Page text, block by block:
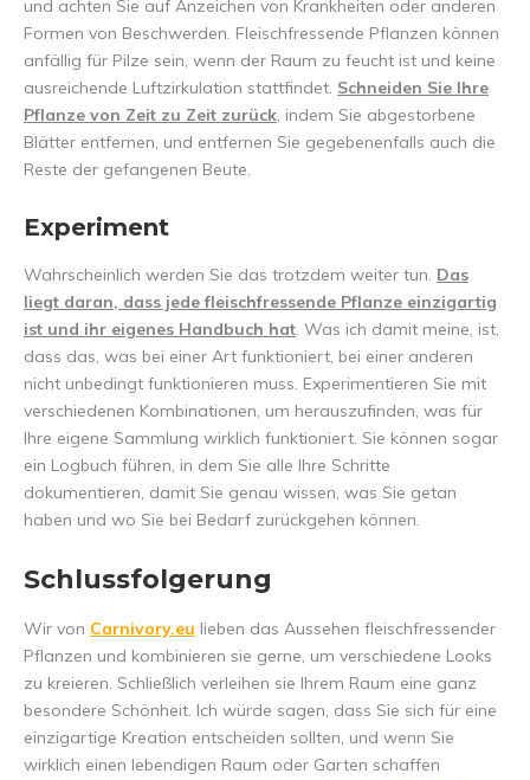
und achten Sie auf Anzeichen von Krankheiten oder anderen
Formen von Beschwerden. Fleischfressende Pflanzen können
anfällig für Pilze sein, wenn der Raum zu feucht ist und keine
ausreichende Luftzirkulation stattfindet. Schneiden Sie Ihre
Pflanze von Zeit zu Zeit zurück, indem Sie abgestorbene
Blätter entfernen, und entfernen Sie gegebenenfalls auch die
Reste der gefangenen Beute.
Experiment
Wahrscheinlich werden Sie das trotzdem weiter tun. Das
liegt daran, dass jede fleischfressende Pflanze einzigartig
ist und ihr eigenes Handbuch hat. Was ich damit meine, ist,
dass das, was bei einer Art funktioniert, bei einer anderen
nicht unbedingt funktionieren muss. Experimentieren Sie mit
verschiedenen Kombinationen, um herauszufinden, was für
Ihre eigene Sammlung wirklich funktioniert. Sie können sogar
ein Logbuch führen, in dem Sie alle Ihre Schritte
dokumentieren, damit Sie genau wissen, was Sie getan
haben und wo Sie bei Bedarf zurückgehen können.
Schlussfolgerung
Wir von Carnivory.eu lieben das Aussehen fleischfressender
Pflanzen und kombinieren sie gerne, um verschiedene Looks
zu kreieren. Schließlich verleihen sie Ihrem Raum eine ganz
besondere Schönheit. Ich würde sagen, dass Sie sich für eine
einzigartige Kreation entscheiden sollten, und wenn Sie
wirklich einen lebendigen Raum oder Garten schaffen